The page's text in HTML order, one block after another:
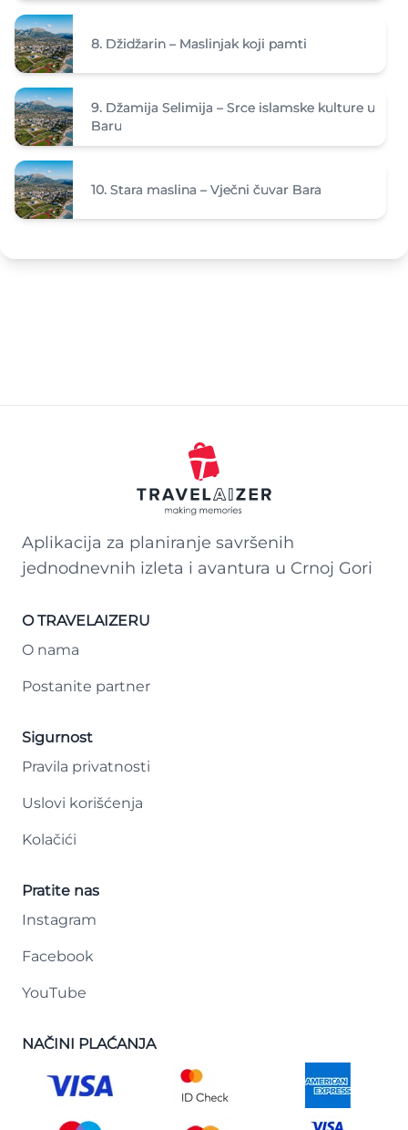
8. Džidžarin – Maslinjak koji pamti
9. Džamija Selimija – Srce islamske kulture u
Baru
10. Stara maslina – Vječni čuvar Bara
Aplikacija za planiranje savršenih
jednodnevnih izleta i avantura u Crnoj Gori
O TRAVELAIZERU
O nama
Postanite partner
Sigurnost
Pravila privatnosti
Uslovi korišćenja
Kolačići
Pratite nas
Instagram
Facebook
YouTube
NAČINI PLAĆANJA